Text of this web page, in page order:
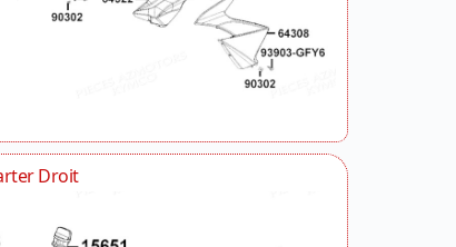
Droit